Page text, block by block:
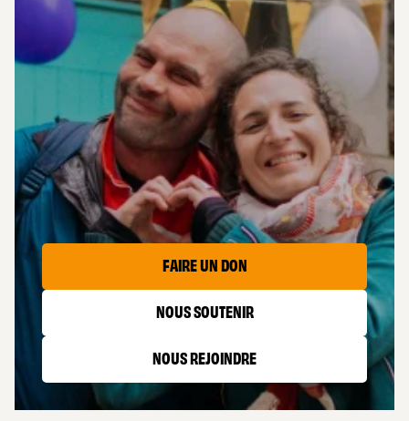
AIDER
LES CAPTIFS
FAIRE UN DON
NOUS SOUTENIR
NOUS REJOINDRE